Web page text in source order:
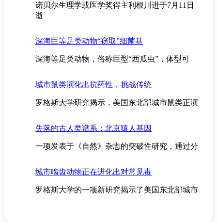
诺贝尔生理学或医学奖得主利根川进于7月11日
逝
深海巨等足类动物“窃取”细菌基
深海等足类动物，俗称巨型“西瓜虫”，体型可
城市鼠类演化出抗药性，挑战传统
罗格斯大学研究揭示，美国东北部城市鼠类正演
失落的古人类谱系：北京猿人基因
一项发表于《自然》杂志的突破性研究，通过分
城市啮齿动物正在进化出对常见毒
罗格斯大学的一项新研究揭示了美国东北部城市